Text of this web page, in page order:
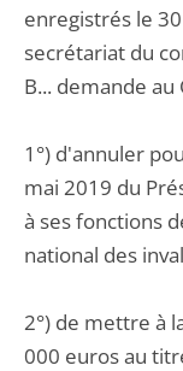
enregistrés le
secrétariat du
B... demande au
1°) d'annuler
mai 2019 du
à ses fonctions
national des
2°) de mettre à
000 euros au